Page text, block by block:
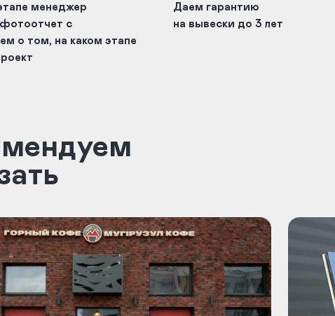
менеджер
с
о том, на каком этапе
Даем гарантию
на вывески до 3 лет